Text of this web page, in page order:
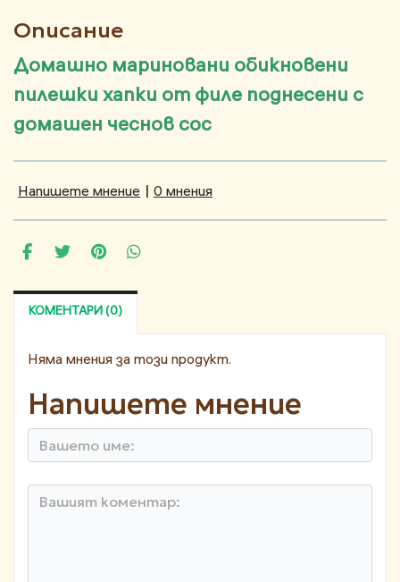
Описание
Домашно мариновани обикновени
пилешки хапки от филе поднесени с
домашен чеснов сос
Напишете мнение | 0 мнения
КОМЕНТАРИ (0)
Няма мнения за този продукт.
Напишете мнение